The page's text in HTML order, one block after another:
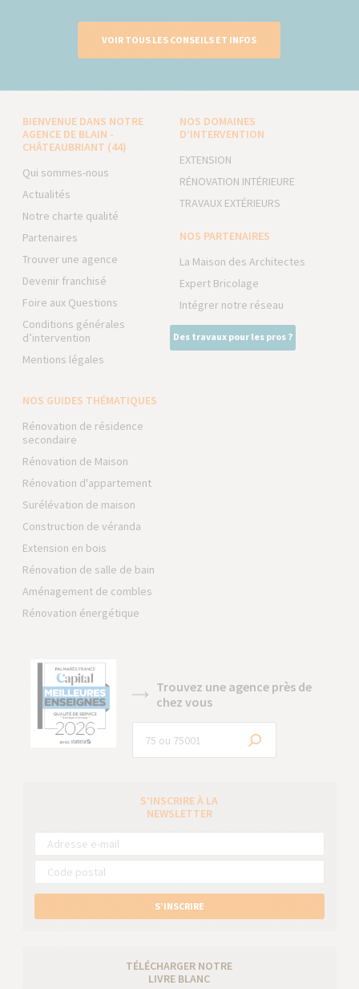
VOIR TOUS LES CONSEILS ET INFOS
BIENVENUE DANS NOTRE
AGENCE DE BLAIN -
CHÂTEAUBRIANT (44)
Qui sommes-nous
Actualités
Notre charte qualité
Partenaires
Trouver une agence
Devenir franchisé
Foire aux Questions
Conditions générales
d’intervention
Mentions légales
NOS DOMAINES
D’INTERVENTION
EXTENSION
RÉNOVATION INTÉRIEURE
TRAVAUX EXTÉRIEURS
NOS PARTENAIRES
La Maison des Architectes
Expert Bricolage
Intégrer notre réseau
Des travaux pour les pros ?
NOS GUIDES THÉMATIQUES
Rénovation de résidence
secondaire
Rénovation de Maison
Rénovation d'appartement
Surélévation de maison
Construction de véranda
Extension en bois
Rénovation de salle de bain
Aménagement de combles
Rénovation énergétique
Trouvez une agence près de
chez vous
S’INSCRIRE À LA
NEWSLETTER
S’INSCRIRE
TÉLÉCHARGER NOTRE
LIVRE BLANC